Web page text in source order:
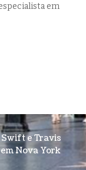
em
e Travis
Nova York